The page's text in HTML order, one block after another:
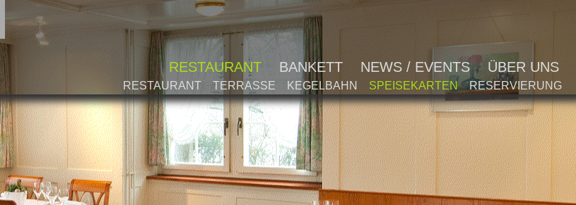
ÜBER UNS
NEWS / EVENTS
BANKETT
RESTAURANT
RESERVIERUNG
SPEISEKARTEN
KEGELBAHN
TERRASSE
RESTAURANT